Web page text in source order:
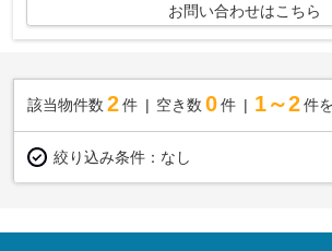
お問い合わせはこちら
該当物件数 2件 空き数 0 件 1～2 件
絞り込み条件： なし